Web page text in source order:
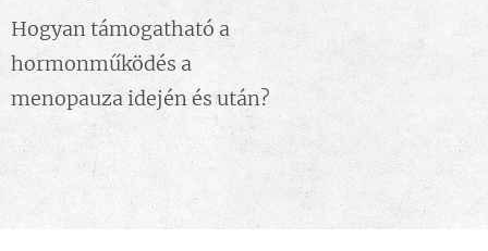
Hogyan támogatható a
hormonműködés a
menopauza idején és után?